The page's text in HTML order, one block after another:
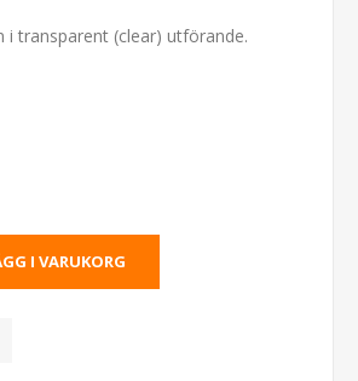
i transparent (clear) utförande.